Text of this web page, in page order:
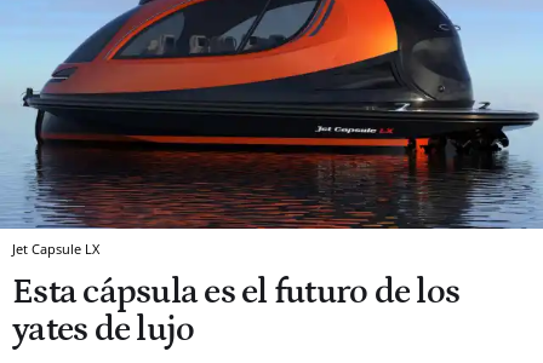
Jet Capsule LX
Esta cápsula es el futuro de los
yates de lujo